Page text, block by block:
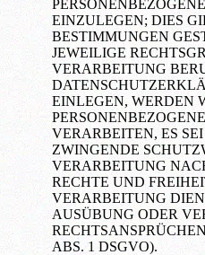
EINZULEGEN; DIES
BESTIMMUNGEN
JEWEILIGE
VERARBEITUNG
EINLEGEN, WERDEN
VERARBEITEN, ES
ZWINGENDE
VERARBEITUNG
RECHTE UND
VERARBEITUNG
AUSÜBUNG ODER
ABS. 1 DSGVO).